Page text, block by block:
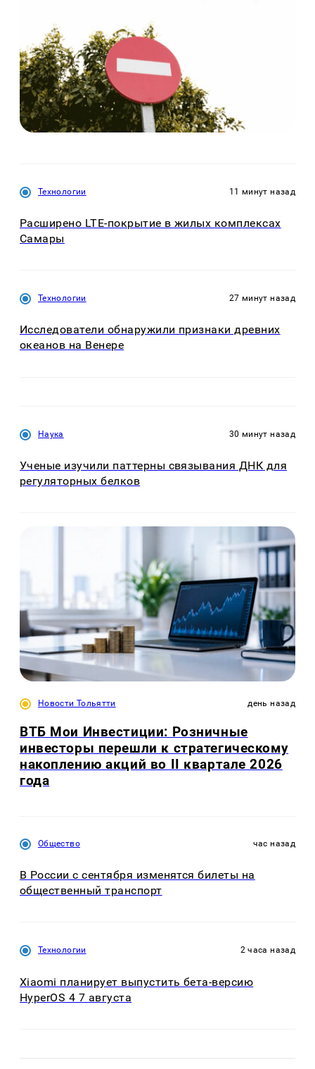
Технологии 11 минут назад
Расширено LTE-покрытие в жилых комплексах
Самары
Технологии 27 минут назад
Исследователи обнаружили признаки древних
океанов на Венере
Наука 30 минут назад
Ученые изучили паттерны связывания ДНК для
регуляторных белков
Новости Тольятти день назад
ВТБ Мои Инвестиции: Розничные
инвесторы перешли к стратегическому
накоплению акций во II квартале 2026
года
Общество час назад
В России с сентября изменятся билеты на
общественный транспорт
Технологии 2 часа назад
Xiaomi планирует выпустить бета-версию
HyperOS 4 7 августа